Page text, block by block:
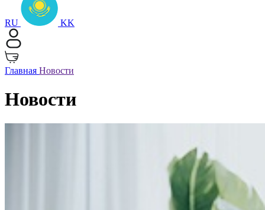
RU KK
Главная Новости
Новости